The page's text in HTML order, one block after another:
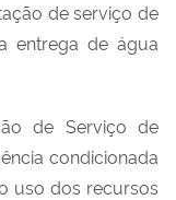
de serviço de
entrega de água
de Serviço de
condicionada
uso dos recursos